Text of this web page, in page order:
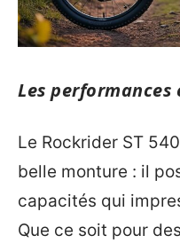
Les
Le Rockrider ST
belle monture : il
capacités qui
Que ce soit pour